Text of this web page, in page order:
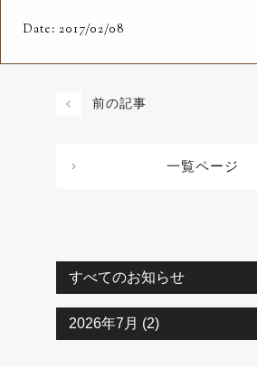
Date: 2017/02/08
前の記事
一覧ページ